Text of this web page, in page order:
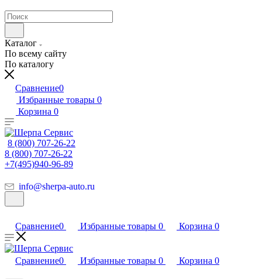
Каталог
По всему сайту
По каталогу
Сравнение0
Избранные товары 0
Корзина 0
8 (800) 707-26-22
8 (800) 707-26-22
+7(495)940-96-89
info@sherpa-auto.ru
Сравнение0 Избранные товары 0 Корзина 0
Сравнение0 Избранные товары 0 Корзина 0